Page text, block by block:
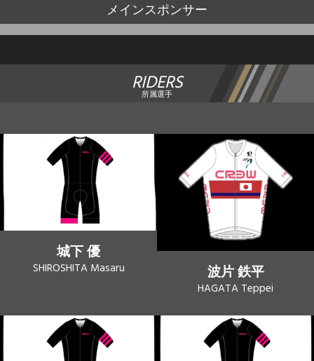
メインスポンサー
RIDERS
所属選手
城下 優
SHIROSHITA Masaru 波片 鉄平
HAGATA Teppei